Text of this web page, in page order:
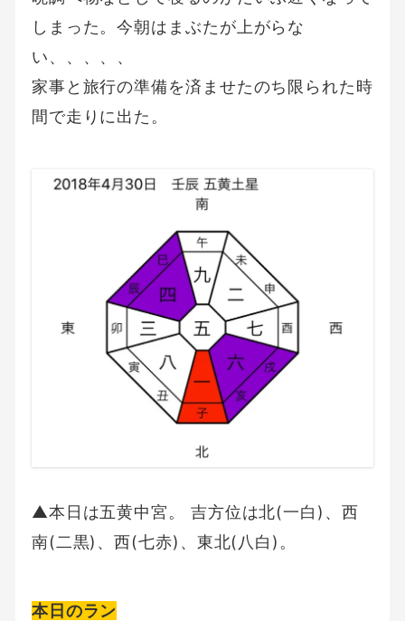
しまった。今朝はまぶたが上がらな
い、、、、、
家事と旅行の準備を済ませたのち限られた時
間で走りに出た。
▲本日は五黄中宮。 吉方位は北(一白)、西
南(二黒)、西(七赤)、東北(八白)。
本日のラン